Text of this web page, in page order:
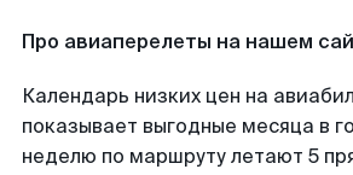
Про авиаперелеты на нашем
Календарь низких цен на
показывает выгодные месяца в
неделю по маршруту летают 5